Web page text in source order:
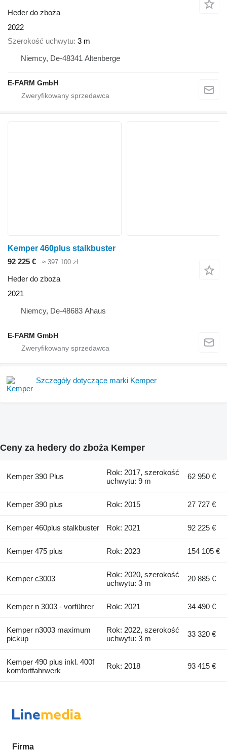
Heder do zboża
2022
Szerokość uchwytu 3 m
Niemcy, De-48341 Altenberge
E-FARM GmbH
Kemper 460plus stalkbuster
92 225 €
≈ 397 100 zł
Heder do zboża
2021
Niemcy, De-48683 Ahaus
E-FARM GmbH
Szczegóły dotyczące marki Kemper
Ceny za hedery do zboża Kemper
Kemper 390 Plus
Rok: 2017, szerokość
uchwytu: 9 m
62 950 €
Kemper 390 plus Rok: 2015 27 727 €
Kemper 460plus stalkbuster Rok: 2021 92 225 €
Kemper 475 plus Rok: 2023 154 105 €
Kemper c3003
Rok: 2020, szerokość
uchwytu: 3 m
20 885 €
Kemper n 3003 - vorführer Rok: 2021 34 490 €
Kemper n3003 maximum
pickup
Rok: 2022, szerokość
uchwytu: 3 m
33 320 €
Kemper 490 plus inkl. 400f
komfortfahrwerk
Rok: 2018 93 415 €
Firma